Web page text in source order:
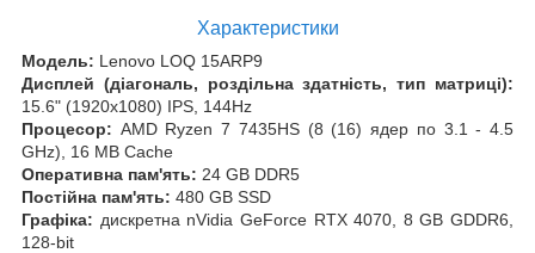
Характеристики
Модель: Lenovo LOQ 15ARP9
Дисплей (діагональ, роздільна здатність, тип матриці):
15.6" (1920x1080) IPS, 144Hz
Процесор: AMD Ryzen 7 7435HS (8 (16) ядер по 3.1 - 4.5
GHz), 16 MB Cache
Оперативна пам'ять: 24 GB DDR5
Постійна пам'ять: 480 GB SSD
Графіка: дискретна nVidia GeForce RTX 4070, 8 GB GDDR6,
128-bit